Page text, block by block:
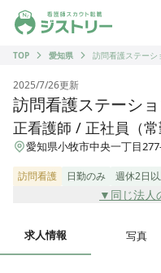
ジストリー 看護師の転職
TOP
愛知県 訪問看護ステーシ
2025/7/26更新
訪問看護ステーシ
正看護師 / 正社員（常
愛知県小牧市中央一丁目
訪問看護 日勤のみ 週休2日
▼同じ法人
求人情報 写真